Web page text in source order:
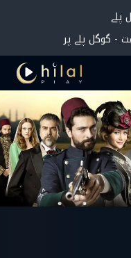
پلے
- گوگل پلے پر